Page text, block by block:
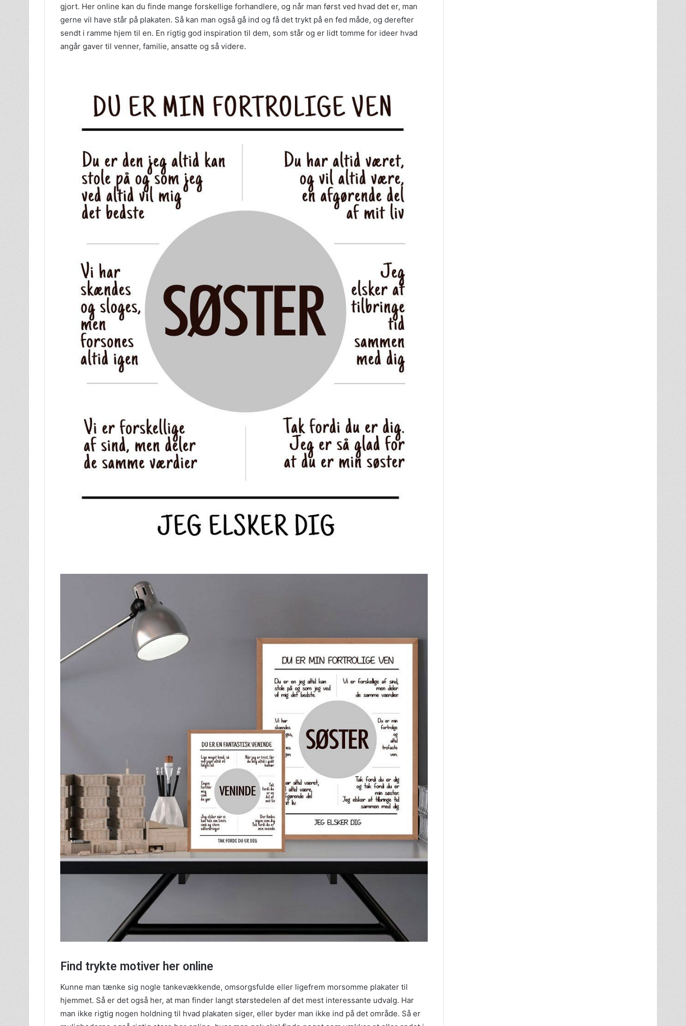
gjort. Her online kan du finde mange forskellige forhandlere, og når man først ved hvad det er, man
gerne vil have står på plakaten. Så kan man også gå ind og få det trykt på en fed måde, og derefter
sendt i ramme hjem til en. En rigtig god inspiration til dem, som står og er lidt tomme for ideer hvad
angår gaver til venner, familie, ansatte og så videre.
Find trykte motiver her online
Kunne man tænke sig nogle tankevækkende, omsorgsfulde eller ligefrem morsomme plakater til
hjemmet. Så er det også her, at man finder langt størstedelen af det mest interessante udvalg. Har
man ikke rigtig nogen holdning til hvad plakaten siger, eller byder man ikke ind på det område. Så er